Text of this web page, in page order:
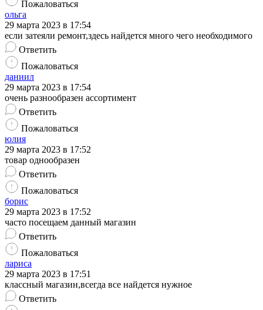
Пожаловаться
ольга
29 марта 2023 в 17:54
если затеяли ремонт,здесь найдется много чего необходимого
Ответить
Пожаловаться
даниил
29 марта 2023 в 17:54
очень разнообразен ассортимент
Ответить
Пожаловаться
юлия
29 марта 2023 в 17:52
товар однообразен
Ответить
Пожаловаться
борис
29 марта 2023 в 17:52
часто посещаем данный магазин
Ответить
Пожаловаться
лариса
29 марта 2023 в 17:51
классный магазин,всегда все найдется нужное
Ответить